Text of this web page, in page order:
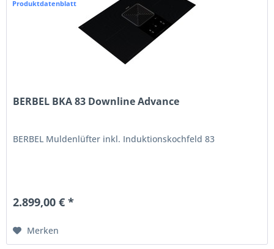
Produktdatenblatt
BERBEL BKA 83 Downline Advance
BERBEL Muldenlüfter inkl. Induktionskochfeld 83
2.899,00 € *
Merken